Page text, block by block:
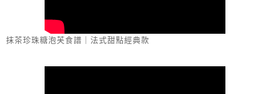
抹茶珍珠糖泡芙食譜｜法式甜點經典款